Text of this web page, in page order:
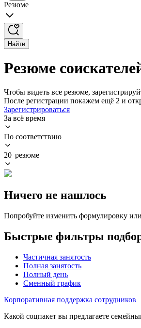
Резюме
Найти
Резюме
Чтобы видеть все резюме,
После регистрации покажем ещё 2 и
Зарегистрироваться
За всё время
По соответствию
20 резюме
Ничего не нашлось
Попробуйте изменить формулировку
Быстрые фильтры
Частичная занятость
Полная занятость
Полный день
Сменный график
Корпоративная поддержка сотрудников
Какой соцпакет вы предлагаете